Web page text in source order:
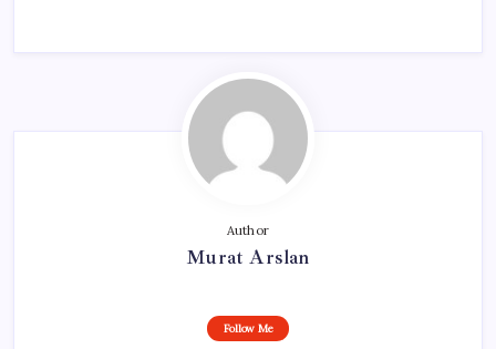
Author
Murat Arslan
Follow Me